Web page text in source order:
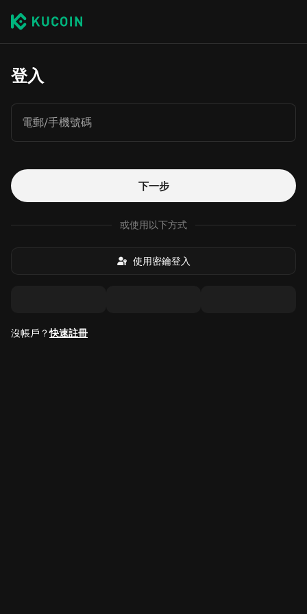
登入
電郵/手機號碼
下一步
或使用以下方式
使用密鑰登入
沒帳戶？快速註冊